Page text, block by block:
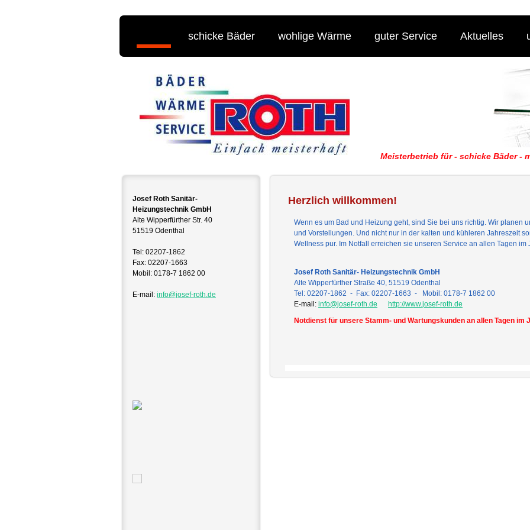
schicke Bäder wohlige Wärme guter Service Aktuelles
Meisterbetrieb für - schicke Bäder -
Josef Roth Sanitär-
Heizungstechnik GmbH
Alte Wipperfürther Str. 40
51519 Odenthal
Tel: 02207-1862
Fax: 02207-1663
Mobil: 0178-7 1862 00
E-mail: info@josef-roth.de
Herzlich willkommen!
Wenn es um Bad und Heizung geht, sind Sie bei uns richtig. Wir planen
und Vorstellungen. Und nicht nur in der kalten und kühleren Jahreszeit
Wellness pur. Im Notfall erreichen sie unseren Service an allen Tagen im
Josef Roth Sanitär- Heizungstechnik GmbH
Alte Wipperfürther Straße 40, 51519 Odenthal
Tel: 02207-1862 - Fax: 02207-1663 - Mobil: 0178-7 1862 00
E-mail: info@josef-roth.de
http://www.josef-roth.de
Notdienst für unsere Stamm- und Wartungskunden an allen Tagen im